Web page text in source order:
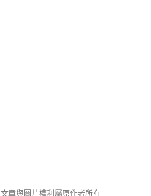
文章與圖片權利屬原作者所有